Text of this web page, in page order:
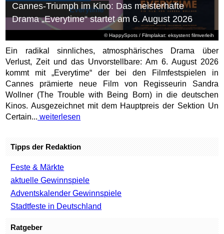
© HappySpots / Filmplakat: eksystent filmverleih
Cannes-Triumph im Kino: Das meisterhafte
Drama „Everytime“ startet am 6. August 2026
Ein radikal sinnliches, atmosphärisches Drama über
Verlust, Zeit und das Unvorstellbare: Am 6. August 2026
kommt mit „Everytime“ der bei den Filmfestspielen in
Cannes prämierte neue Film von Regisseurin Sandra
Wollner (The Trouble with Being Born) in die deutschen
Kinos. Ausgezeichnet mit dem Hauptpreis der Sektion Un
Certain... weiterlesen
Tipps der Redaktion
Feste & Märkte
aktuelle Gewinnspiele
Adventskalender Gewinnspiele
Stadtfeste in Deutschland
Ratgeber